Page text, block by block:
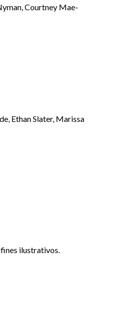
Courtney Mae-
Ethan Slater, Marissa
ilustrativos.